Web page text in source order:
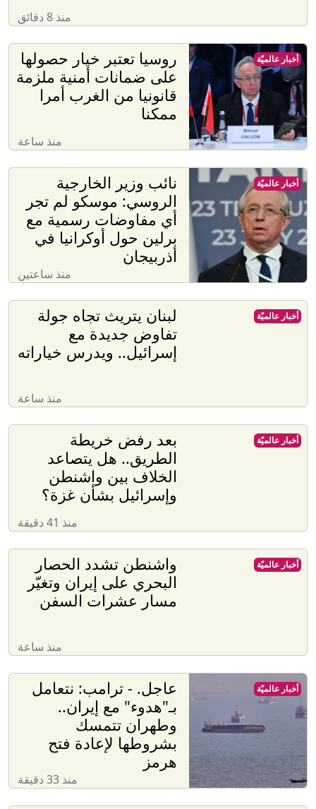
منذ 8 دقائق
روسيا تعتبر خيار حصولها
على ضمانات أمنية ملزمة
قانونيا من الغرب أمرا
ممكنا
منذ ساعة
أخبار عالميّة
نائب وزير الخارجية
الروسي: موسكو لم تجر
أي مفاوضات رسمية مع
برلين حول أوكرانيا في
أذربيجان
منذ ساعتين
أخبار عالميّة
لبنان يتريث تجاه جولة
تفاوض جديدة مع
إسرائيل.. ويدرس خياراته
منذ ساعة
أخبار عالميّة
بعد رفض خريطة
الطريق.. هل يتصاعد
الخلاف بين واشنطن
وإسرائيل بشأن غزة؟
منذ 41 دقيقة
أخبار عالميّة
واشنطن تشدد الحصار
البحري على إيران وتغيّر
مسار عشرات السفن
منذ ساعة
أخبار عالميّة
عاجل. - ترامب: نتعامل
بـ"هدوء" مع إيران..
وطهران تتمسك
بشروطها لإعادة فتح
هرمز
منذ 33 دقيقة
أخبار عالميّة